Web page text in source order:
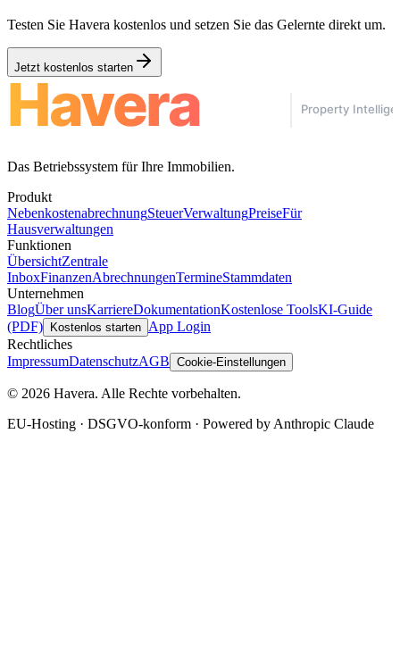
Testen Sie Havera kostenlos und setzen Sie das Gelernte direkt um.
Jetzt kostenlos starten
Das Betriebssystem für Ihre Immobilien.
Produkt
NebenkostenabrechnungSteuerVerwaltungPreiseFür
Hausverwaltungen
Funktionen
ÜbersichtZentrale
InboxFinanzenAbrechnungenTermineStammdaten
Unternehmen
BlogÜber unsKarriereDokumentationKostenlose ToolsKI-Guide
(PDF)
Kostenlos starten App Login
Rechtliches
ImpressumDatenschutzAGB Cookie-Einstellungen
© 2026 Havera. Alle Rechte vorbehalten.
EU-Hosting · DSGVO-konform · Powered by Anthropic Claude